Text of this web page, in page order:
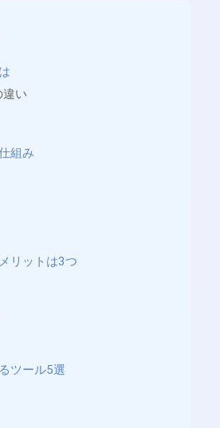
違い
組み
リットは3つ
ツール5選